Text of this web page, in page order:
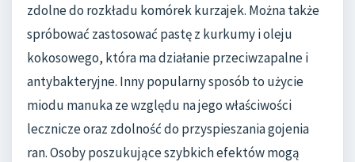
zdolne do rozkładu komórek kurzajek. Można także
spróbować zastosować pastę z kurkumy i oleju
kokosowego, która ma działanie przeciwzapalne i
antybakteryjne. Inny popularny sposób to użycie
miodu manuka ze względu na jego właściwości
lecznicze oraz zdolność do przyspieszania gojenia
ran. Osoby poszukujące szybkich efektów mogą